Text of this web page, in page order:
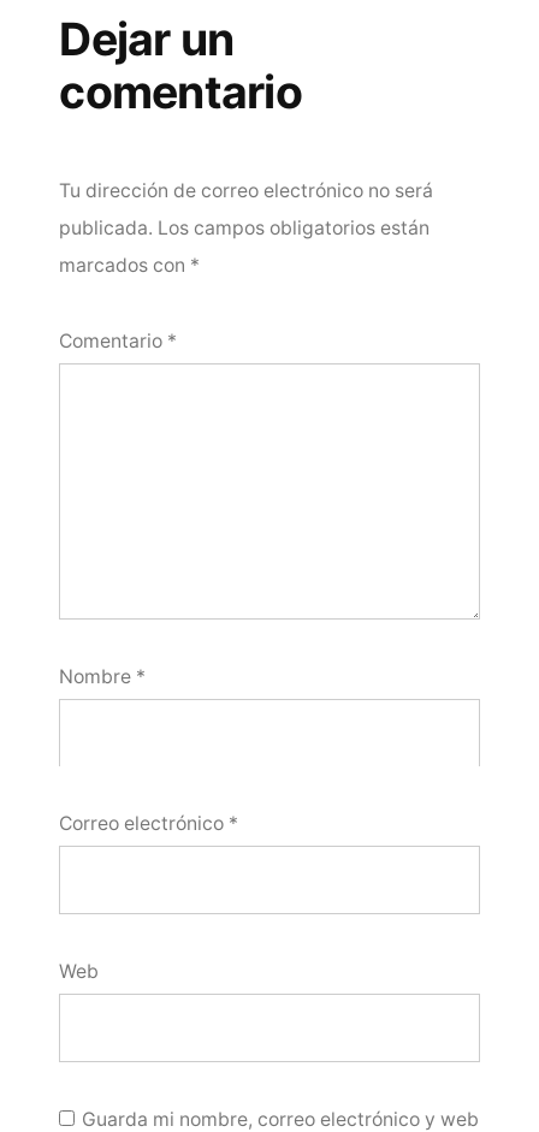
Dejar un
comentario
Tu dirección de correo electrónico no será
publicada. Los campos obligatorios están
marcados con *
Comentario *
Nombre *
Correo electrónico *
Web
Guarda mi nombre, correo electrónico y web